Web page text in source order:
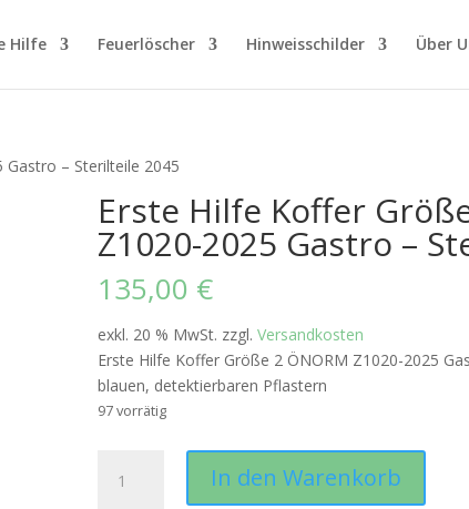
Hilfe Feuerlöscher Hinweisschilder Über
– Sterilteile 2045
Erste Hilfe Koffer
Z1020-2025 Gastro –
135,00 €
exkl. 20 % MwSt. zzgl. Versandkosten
Erste Hilfe Koffer Größe 2 ÖNORM Z1020-2025
blauen, detektierbaren Pflastern
97 vorrätig
Hilfe
In den Warenkorb